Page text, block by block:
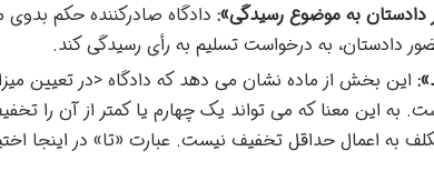
دادستان به موضوع رسیدگی»: دادگاه صادرکننده حکم
دادستان، به درخواست تسلیم به رأی رسیدگی کند.
این بخش از ماده نشان می دهد که دادگاه <در تعیین
به این معنا که می تواند یک چهارم یا کمتر از آن را
به اعمال حداقل تخفیف نیست. عبارت «تا» در اینجا